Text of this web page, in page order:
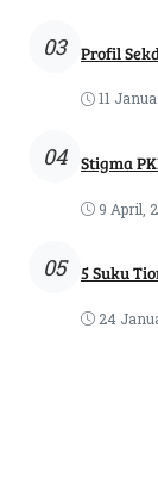
03 Profil
11
04 Stigma
9 April,
05 5 Suku
24